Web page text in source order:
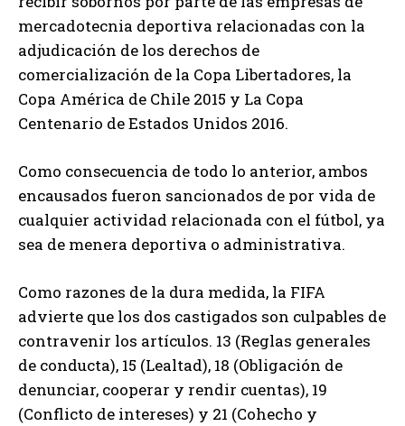
mercadotecnia deportiva relacionadas con la
adjudicación de los derechos de
comercialización de la Copa Libertadores, la
Copa América de Chile 2015 y La Copa
Centenario de Estados Unidos 2016.
Como consecuencia de todo lo anterior, ambos
encausados fueron sancionados de por vida de
cualquier actividad relacionada con el fútbol, ya
sea de menera deportiva o administrativa.
Como razones de la dura medida, la FIFA
advierte que los dos castigados son culpables de
contravenir los artículos. 13 (Reglas generales
de conducta), 15 (Lealtad), 18 (Obligación de
denunciar, cooperar y rendir cuentas), 19
(Conflicto de intereses) y 21 (Cohecho y